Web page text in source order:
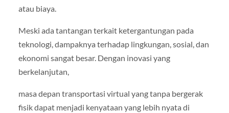
atau biaya.
Meski ada tantangan terkait ketergantungan pada
teknologi, dampaknya terhadap lingkungan, sosial, dan
ekonomi sangat besar. Dengan inovasi yang
berkelanjutan,
masa depan transportasi virtual yang tanpa bergerak
fisik dapat menjadi kenyataan yang lebih nyata di